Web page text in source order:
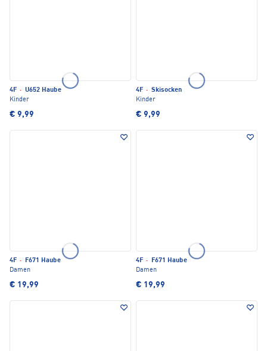
4F · U652 Haube
Kinder
€ 9,99
4F · Skisocken
Kinder
€ 9,99
4F ·
F671 Haube
Damen
€ 19,99
4F ·
F671 Haube
Damen
€ 19,99